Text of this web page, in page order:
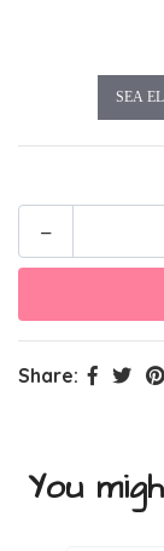
SEA
-
Share:
You